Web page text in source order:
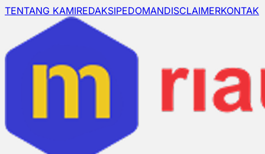
TENTANG KAMIREDAKSIPEDOMANDISCLAIMERKONTAK